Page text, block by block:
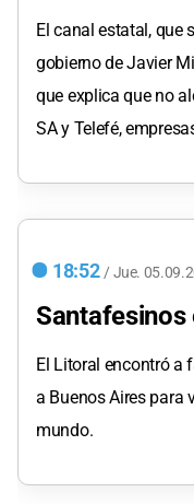
El canal estatal, que
gobierno de Javier
que explica que no
SA y Telefé,
18:52 / Jue.
Santafesinos
El Litoral encontró a
a Buenos Aires para
mundo.